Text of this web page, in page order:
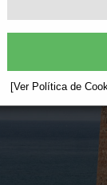
[Ver Política de